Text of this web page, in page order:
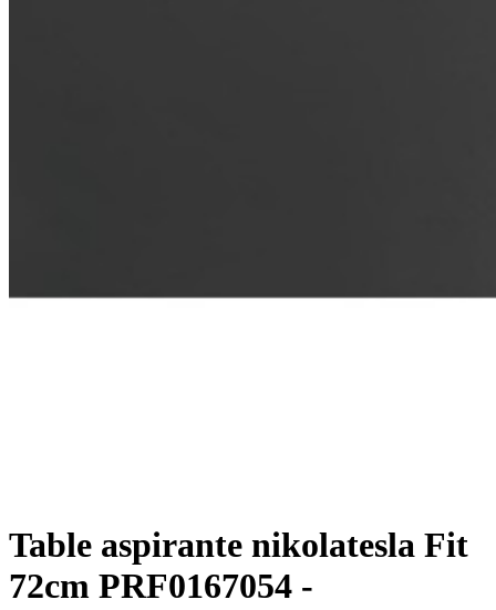
Table aspirante nikolatesla Fit
72cm PRF0167054 -